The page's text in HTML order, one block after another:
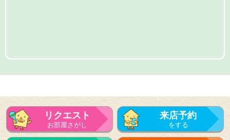
リクエスト
お部屋さがし
来店予約
をする